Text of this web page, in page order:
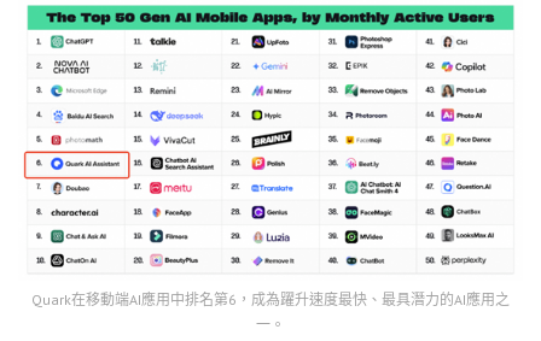
Quark在移動端AI應用中排名第6，成為躍升速度最快、最具潛力的AI應用之
一。